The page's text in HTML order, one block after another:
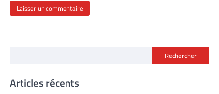
Rechercher
Articles récents